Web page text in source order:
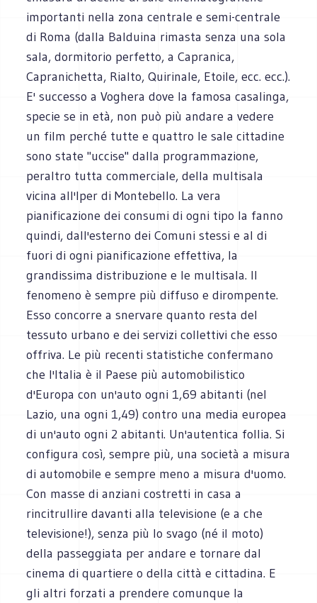
importanti nella zona centrale e semi-centrale
di Roma (dalla Balduina rimasta senza una sola
sala, dormitorio perfetto, a Capranica,
Capranichetta, Rialto, Quirinale, Etoile, ecc. ecc.).
E' successo a Voghera dove la famosa casalinga,
specie se in età, non può più andare a vedere
un film perché tutte e quattro le sale cittadine
sono state "uccise" dalla programmazione,
peraltro tutta commerciale, della multisala
vicina all'Iper di Montebello. La vera
pianificazione dei consumi di ogni tipo la fanno
quindi, dall'esterno dei Comuni stessi e al di
fuori di ogni pianificazione effettiva, la
grandissima distribuzione e le multisala. Il
fenomeno è sempre più diffuso e dirompente.
Esso concorre a snervare quanto resta del
tessuto urbano e dei servizi collettivi che esso
offriva. Le più recenti statistiche confermano
che l'Italia è il Paese più automobilistico
d'Europa con un'auto ogni 1,69 abitanti (nel
Lazio, una ogni 1,49) contro una media europea
di un'auto ogni 2 abitanti. Un'autentica follia. Si
configura così, sempre più, una società a misura
di automobile e sempre meno a misura d'uomo.
Con masse di anziani costretti in casa a
rincitrullire davanti alla televisione (e a che
televisione!), senza più lo svago (né il moto)
della passeggiata per andare e tornare dal
cinema di quartiere o della città e cittadina. E
gli altri forzati a prendere comunque la